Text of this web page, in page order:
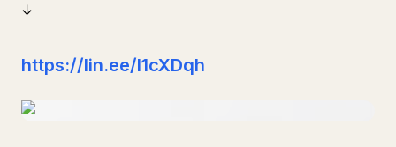
↓
https://lin.ee/l1cXDqh